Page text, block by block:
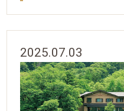
2025.07.03